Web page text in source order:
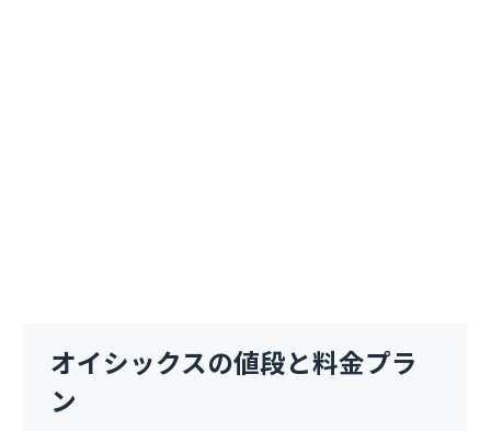
オイシックスの値段と料金プラ
ン